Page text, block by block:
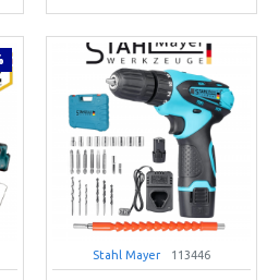
Stahl Mayer 113446